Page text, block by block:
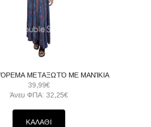
ΜΕΤΑΞΩΤΌ ΜΕ ΜΑΝΊΚΙΑ
39,99€
Άνευ ΦΠΑ: 32,25€
ΚΑΛΑΘΙ